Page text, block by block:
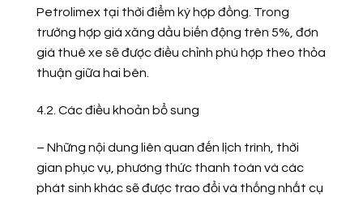
Petrolimex tại thời điểm ký hợp đồng. Trong
trường hợp giá xăng dầu biến động trên 5%, đơn
giá thuê xe sẽ được điều chỉnh phù hợp theo thỏa
thuận giữa hai bên.
4.2. Các điều khoản bổ sung
– Những nội dung liên quan đến lịch trình, thời
gian phục vụ, phương thức thanh toán và các
phát sinh khác sẽ được trao đổi và thống nhất cụ